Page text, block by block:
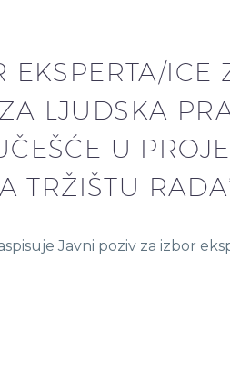
ICE
LJUDSKA
U
TRŽIŠTU
Javni poziv za izbor